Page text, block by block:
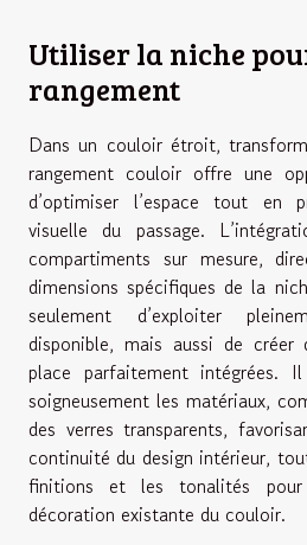
Utiliser la niche
rangement
Dans un couloir étroit,
rangement couloir offre une
d’optimiser l’espace tout en
visuelle du passage.
compartiments sur mesure,
dimensions spécifiques de la
seulement d’exploiter
disponible, mais aussi de
place parfaitement intégrées.
soigneusement les matériaux,
des verres transparents,
continuité du design intérieur,
finitions et les tonalités
décoration existante du couloir.